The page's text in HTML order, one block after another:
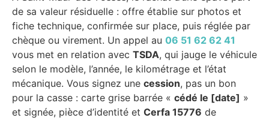
de sa valeur résiduelle : offre établie sur photos et
fiche technique, confirmée sur place, puis réglée par
chèque ou virement. Un appel au 06 51 62 62 41
vous met en relation avec TSDA, qui jauge le véhicule
selon le modèle, l’année, le kilométrage et l’état
mécanique. Vous signez une cession, pas un bon
pour la casse : carte grise barrée « cédé le [date] »
et signée, pièce d’identité et Cerfa 15776 de